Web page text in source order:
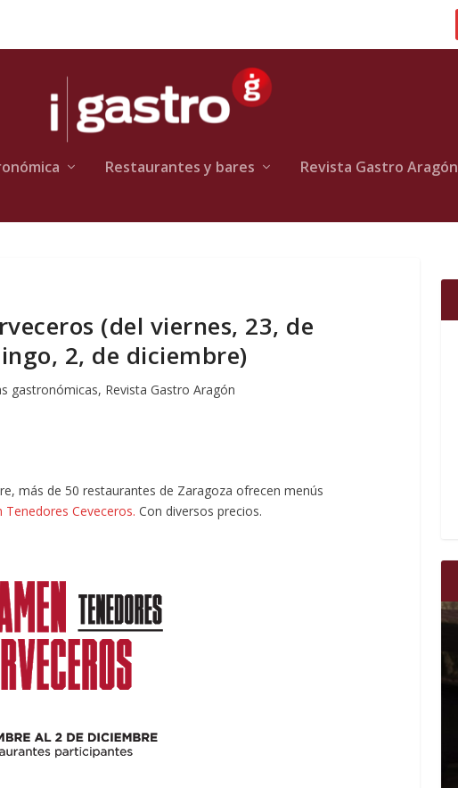
Restaurantes y bares Revista Gastro Aragón
(del viernes, 23, de
2, de diciembre)
gastronómicas, Revista Gastro Aragón
más de 50 restaurantes de Zaragoza ofrecen menús
Tenedores Ceveceros. Con diversos precios.